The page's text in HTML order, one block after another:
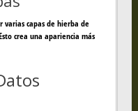
varias capas de hierba de
crea una apariencia más